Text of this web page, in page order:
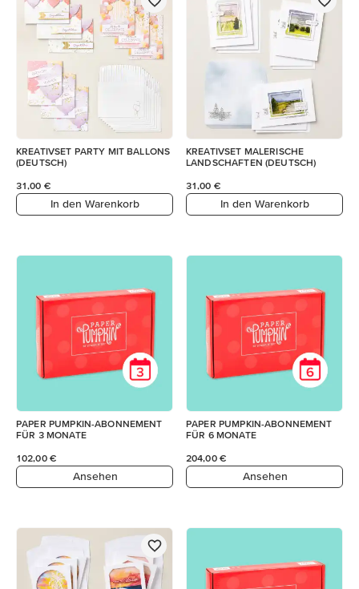
KREATIVSET PARTY MIT BALLONS
(DEUTSCH)
31,00 €
In den Warenkorb
KREATIVSET MALERISCHE
LANDSCHAFTEN (DEUTSCH)
31,00 €
In den Warenkorb
PAPER PUMPKIN-ABONNEMENT
FÜR 3 MONATE
102,00 €
Ansehen
PAPER PUMPKIN-ABONNEMENT
FÜR 6 MONATE
204,00 €
Ansehen